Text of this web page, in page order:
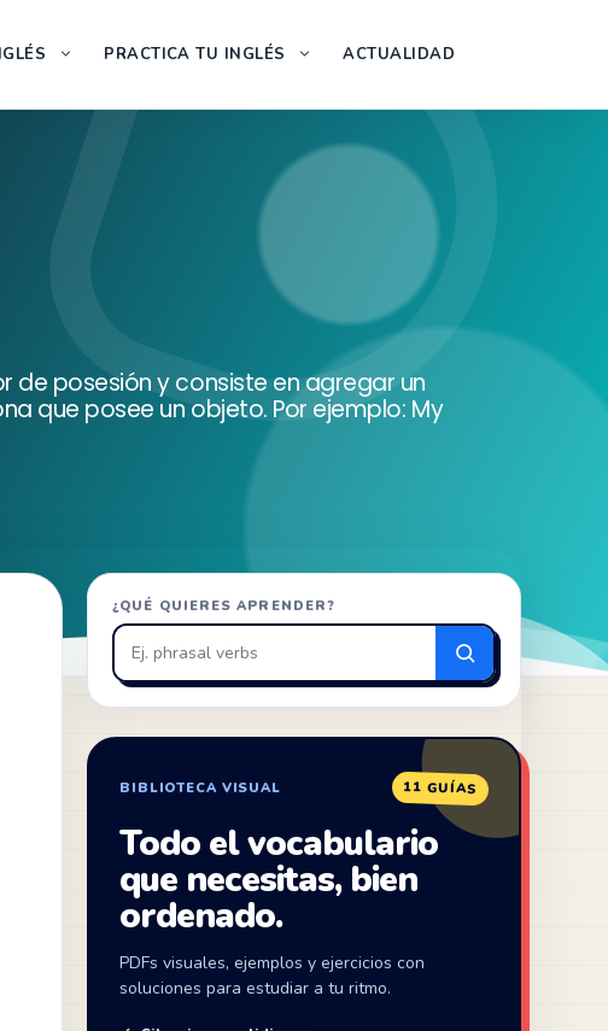
PRACTICA TU INGLÉS ACTUALIDAD
de posesión y consiste en agregar un
que posee un objeto. Por ejemplo: My
¿QUÉ QUIERES APRENDER?
Buscar
en
ZonaIngles
BIBLIOTECA VISUAL 11 GUÍAS
Todo el vocabulario
que necesitas, bien
ordenado.
PDFs visuales, ejemplos y ejercicios con
soluciones para estudiar a tu ritmo.